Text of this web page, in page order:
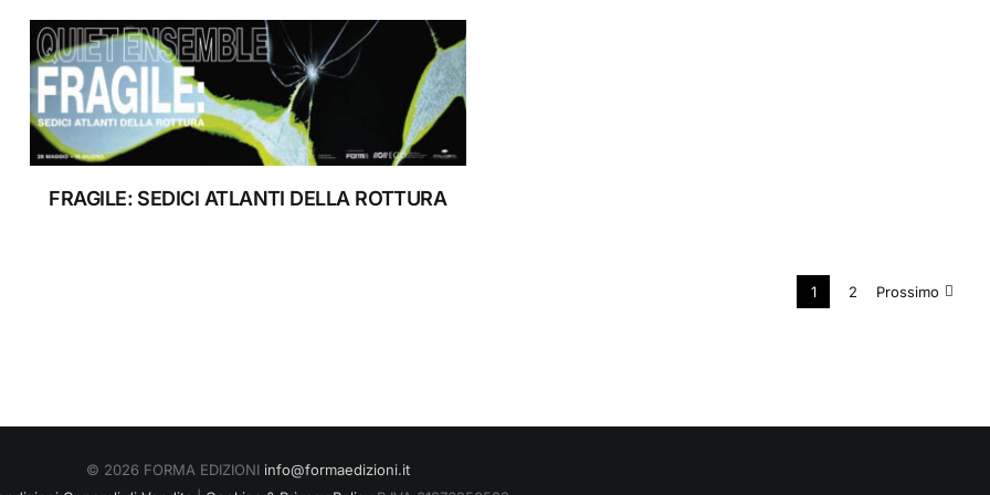
RIFUGIO DIGITALE MOSTRE
FRAGILE: SEDICI ATLANTI DELLA ROTTURA
1 2 Prossimo
© 2026 FORMA EDIZIONI info@formaedizioni.it